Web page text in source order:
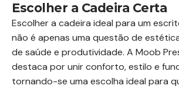
Escolher a Cadeira Certa
Escolher a cadeira ideal para um
não é apenas uma questão de
de saúde e produtividade. A Moob
destaca por unir conforto, estilo e
tornando-se uma escolha ideal para